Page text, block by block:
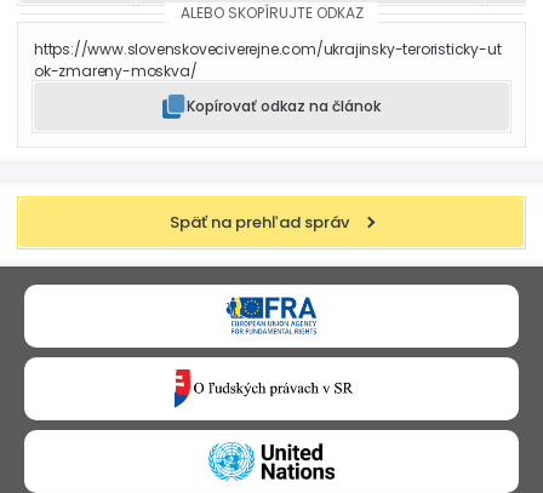
ALEBO SKOPÍRUJTE ODKAZ
https://www.slovenskoveciverejne.com/ukrajinsky-teroristicky-ut
ok-zmareny-moskva/
Kopírovať odkaz na článok
Späť na prehľad správ